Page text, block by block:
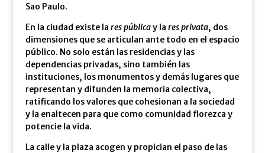
Sao Paulo.
En la ciudad existe la res públicay la res privata, dos
dimensiones que se articulan ante todo en el espacio
público. No solo están las residencias y las
dependencias privadas, sino también las
instituciones, los monumentos y demás lugares que
representan y difunden la memoria colectiva,
ratificando los valores que cohesionan a la sociedad
y la enaltecen para que como comunidad florezca y
potencie la vida.
La calle y la plaza acogen y propician el paso de las